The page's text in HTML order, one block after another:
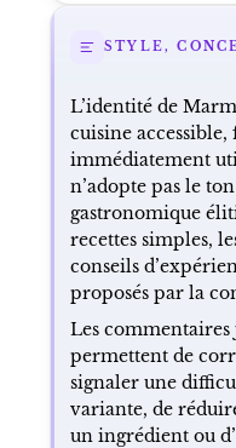
STYLE,
L’identité de
cuisine
immédiatement
n’adopte pas le
gastronomique
recettes simples,
conseils
proposés par la
Les
permettent de
signaler une
variante, de
un ingrédient ou